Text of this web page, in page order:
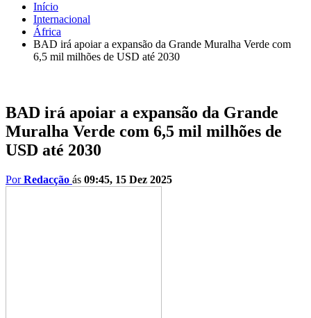
Início
Internacional
África
BAD irá apoiar a expansão da Grande Muralha Verde com
6,5 mil milhões de USD até 2030
BAD irá apoiar a expansão da Grande
Muralha Verde com 6,5 mil milhões de
USD até 2030
PorRedacção ás 09:45, 15 Dez 2025